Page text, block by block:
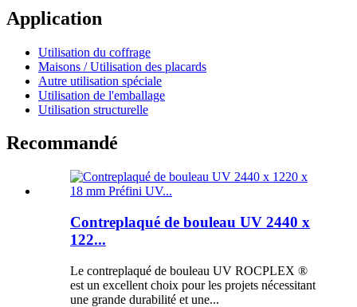
Application
Utilisation du coffrage
Maisons / Utilisation des placards
Autre utilisation spéciale
Utilisation de l'emballage
Utilisation structurelle
Recommandé
Contreplaqué de bouleau UV 2440 x
122...
Le contreplaqué de bouleau UV ROCPLEX ®
est un excellent choix pour les projets nécessitant
une grande durabilité et une...